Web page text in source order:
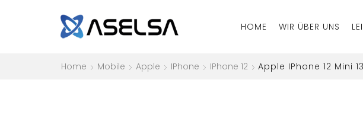
HOME WIR ÜBER UNS
Home Mobile Apple IPhone IPhone 12 Apple IPhone 12 Mini